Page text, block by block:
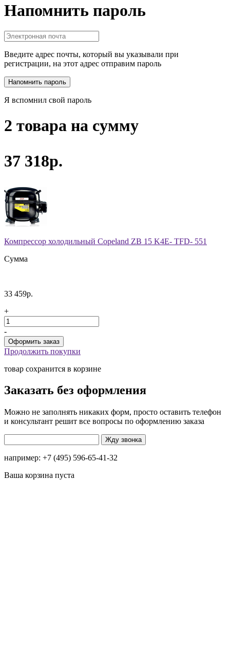
Напомнить пароль
Введите адрес почты, который вы указывали при
регистрации, на этот адрес отправим пароль
Я вспомнил свой пароль
2 товара на сумму
37 318р.
Компрессор холодильный Copeland ZB 15 K4E- TFD- 551
Сумма
33 459р.
+
-
Продолжить покупки
товар сохранится в корзине
Заказать без оформления
Можно не заполнять никаких форм, просто оставить телефон
и консультант решит все вопросы по оформлению заказа
например: +7 (495) 596-65-41-32
Ваша корзина пуста